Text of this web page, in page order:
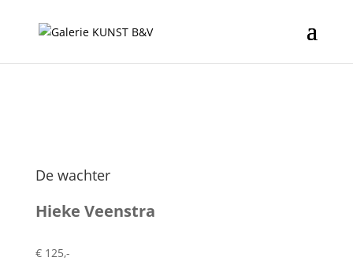
De wachter
Hieke Veenstra
€ 125,-